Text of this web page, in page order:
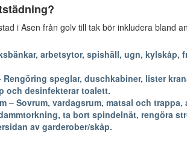
i Asen från golv till tak bör inkludera bland
arbetsytor, spishäll, ugn, kylskåp,
Rengöring speglar, duschkabiner, lister
och desinfekterar toalett.
– Sovrum, vardagsrum, matsal och
ta bort spindelnät, rengöra
av garderober/skåp.